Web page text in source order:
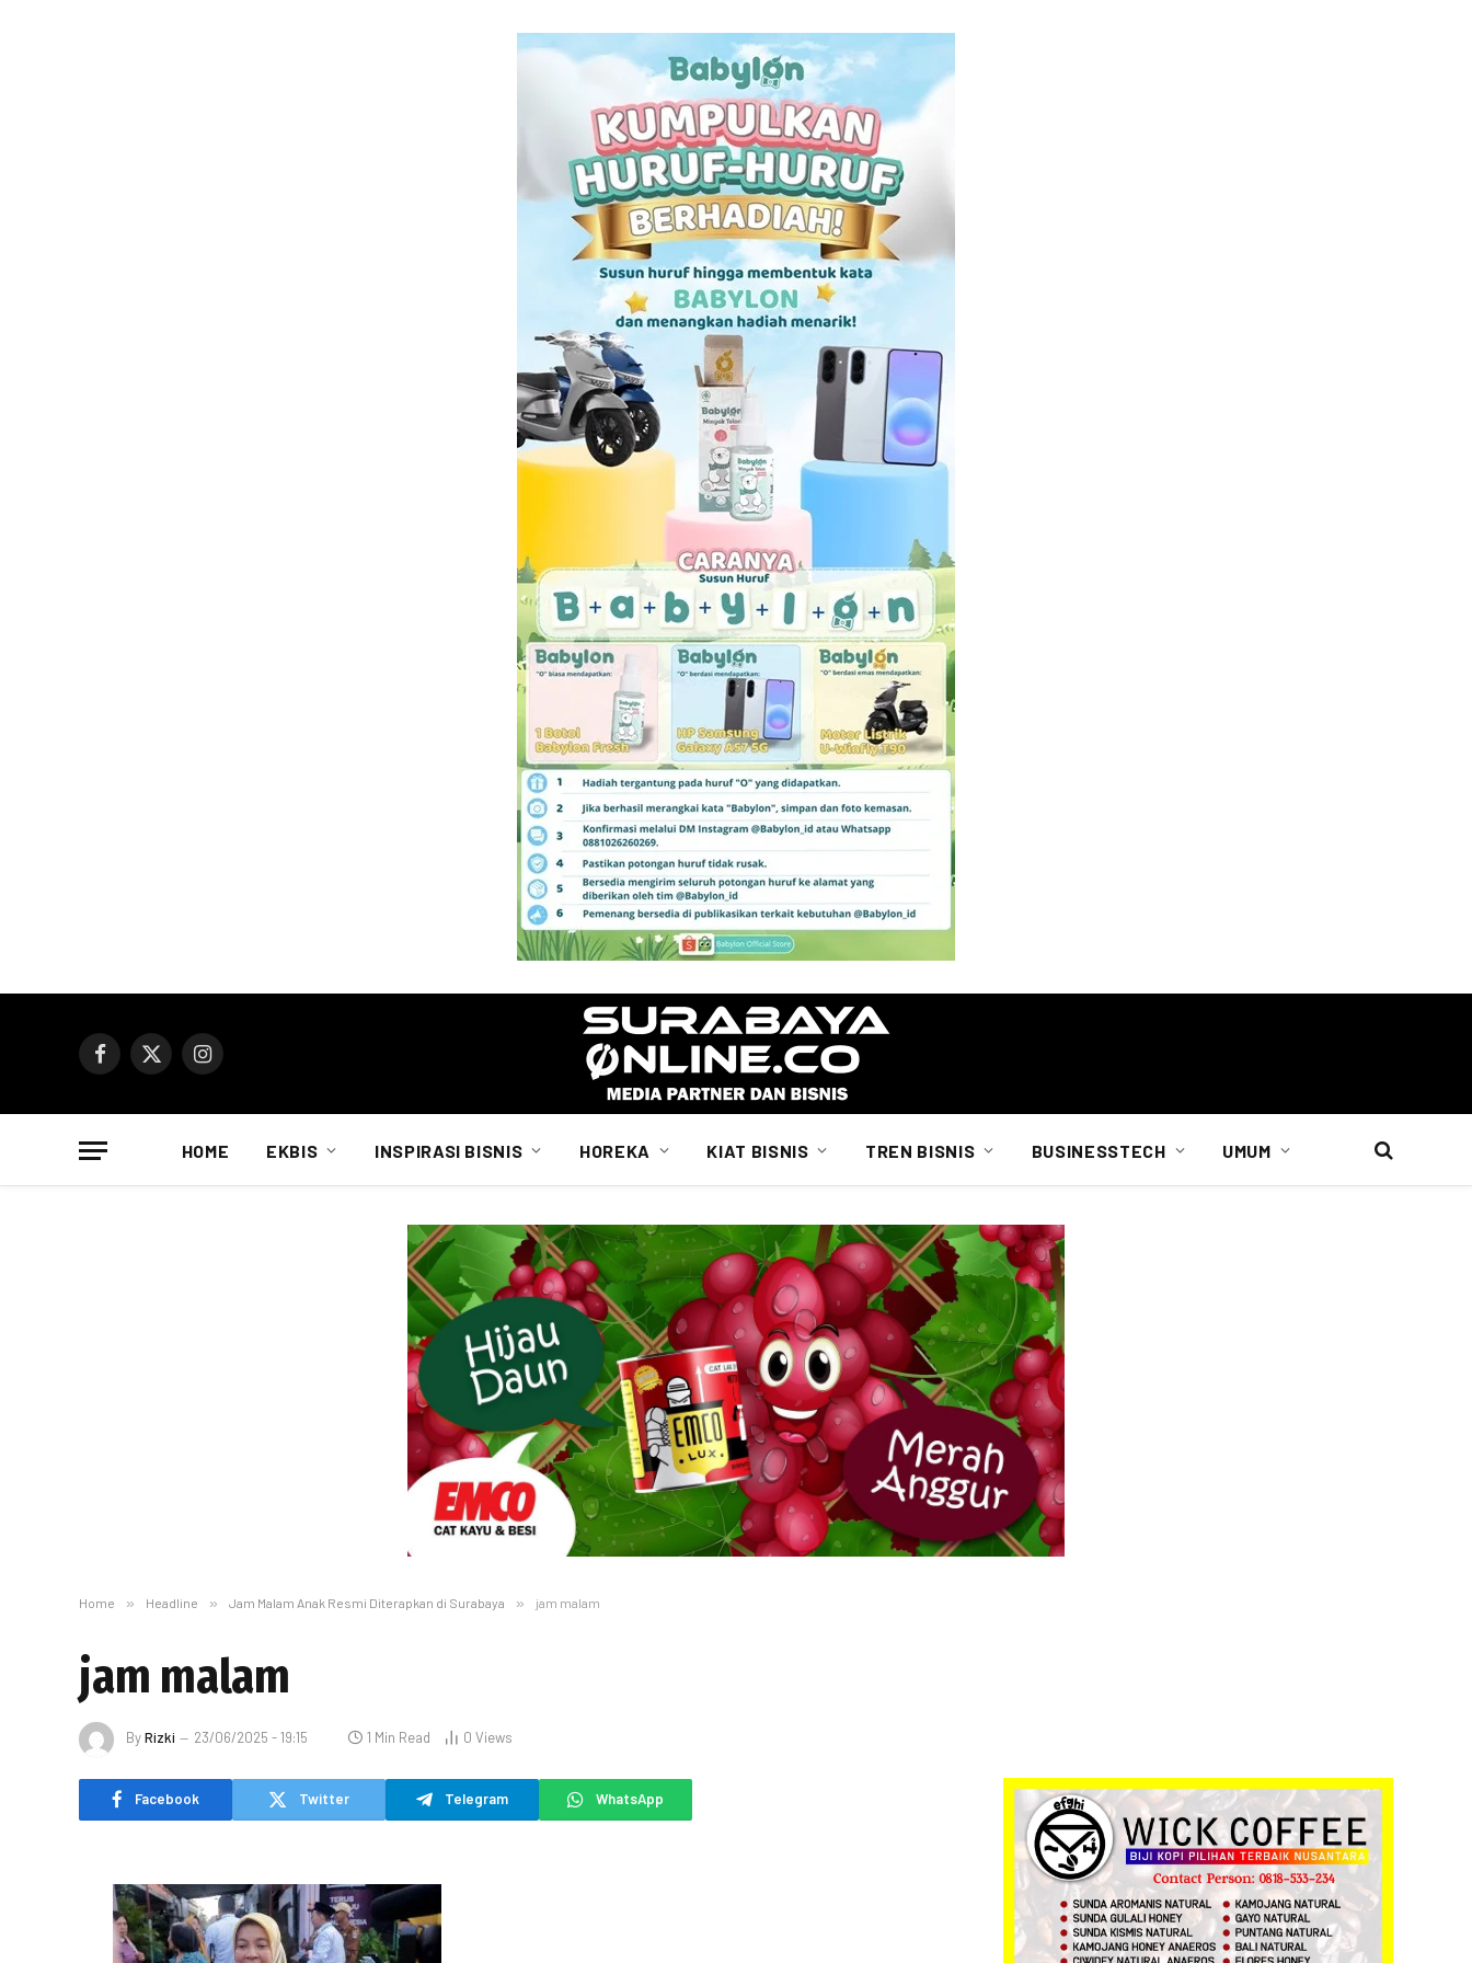
Facebook
X
Instagram
HOME EKBIS INSPIRASI BISNIS HOREKA KIAT BISNIS TREN BISNIS BUSINESSTECH UMUM
Home » Headline » Jam Malam Anak Resmi Diterapkan di Surabaya » jam malam
jam malam
ByRizki 23/06/2025 - 19:15 1 Min Read 0 Views
Facebook Twitter Telegram WhatsApp